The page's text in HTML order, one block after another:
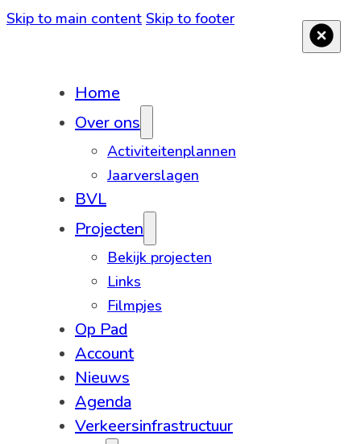
Skip to main content Skip to footer
Home
Over ons
Activiteitenplannen
Jaarverslagen
BVL
Projecten
Bekijk projecten
Links
Filmpjes
Op Pad
Account
Nieuws
Agenda
Verkeersinfrastructuur